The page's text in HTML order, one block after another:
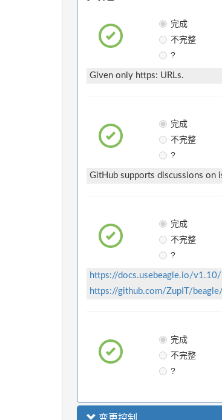
完成
不完整
?
Given only https: URLs.
完成
不完整
?
GitHub supports discussions on
完成
不完整
?
https://docs.usebeagle.io/
https://github.com/ZupIT/
完成
不完整
?
变更控制